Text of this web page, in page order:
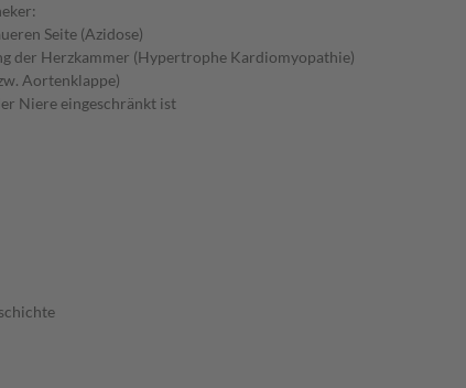
Seite (Azidose)
der Herzkammer (Hypertrophe Kardiomyopathie)
Aortenklappe)
Niere eingeschränkt ist